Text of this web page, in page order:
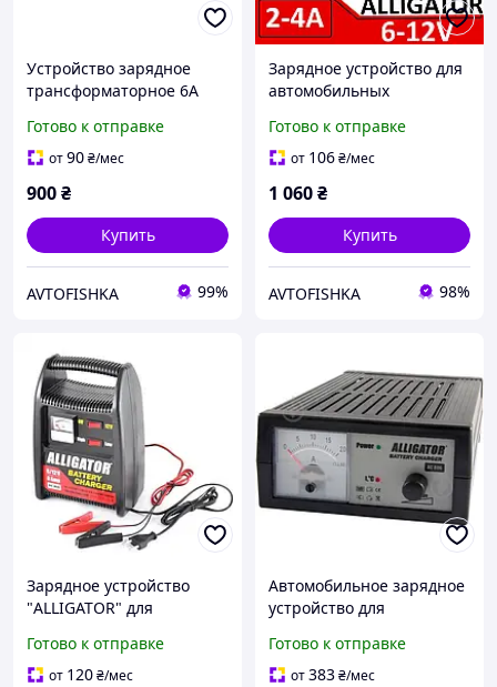
Устройство зарядное
трансформаторное 6А
инд.) 12V
Готово к отправке
от90₴/мес
900₴
Купить
AVTOFISHKA 99%
Зарядное устройство для
автомобильных
2-4A 6-12V
Готово к отправке
от 106₴/мес
1 060₴
Купить
AVTOFISHKA 98%
Зарядное устройство
"ALLIGATOR" для
ампер 6-12В
Готово к отправке
от 120₴/мес
Автомобильное зарядное
устройство для
амперметром Alligator
12В 18А AC806
Готово к отправке
от383₴/мес